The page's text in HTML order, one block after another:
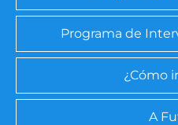
Programa de
¿Cómo
A